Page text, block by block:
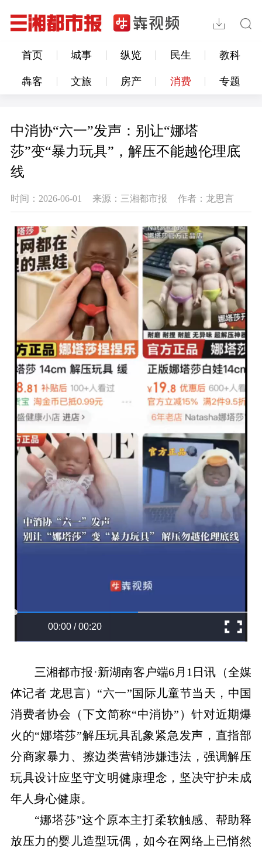
首页 城事 纵览 民生 教科
犇客 文旅 房产 消费 专题
中消协“六一”发声：别让“娜塔
莎”变“暴力玩具”，解压不能越伦理底
线
时间：2026-06-01 来源：三湘都市报 作者：龙思言
00:00 / 00:20
三湘都市报·新湖南客户端6月 1 日讯（全媒
体记者 龙思言）“六一”国际儿童节当天，中国
消费者协会（下文简称“中消协”）针对近期爆
火的“娜塔莎”解压玩具乱象紧急发声，直指部
分商家暴力、擦边类营销涉嫌违法，强调解压
玩具设计应坚守文明健康理念，坚决守护未成
年人身心健康。
“娜塔莎”这个原本主打柔软触感、帮助释
放压力的婴儿造型玩偶，如今在网络上已悄然